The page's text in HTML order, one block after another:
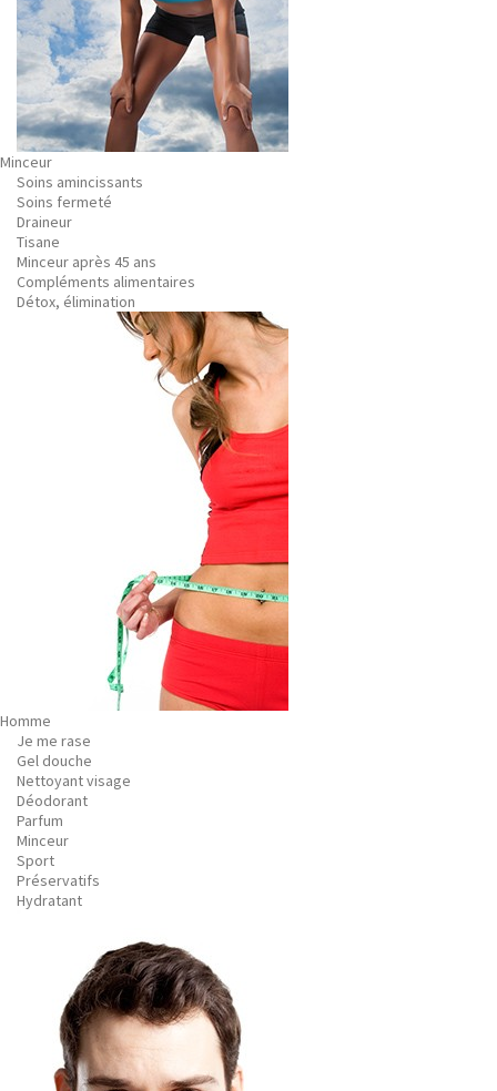
Minceur
Soins amincissants
Soins fermeté
Draineur
Tisane
Minceur après 45 ans
Compléments alimentaires
Détox, élimination
Homme
Je me rase
Gel douche
Nettoyant visage
Déodorant
Parfum
Minceur
Sport
Préservatifs
Hydratant